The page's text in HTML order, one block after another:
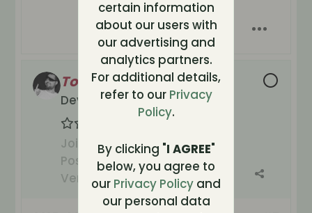
Tornevall
Developer Devil
Join Date:Oct 2003
Posts:
22268
Verification:🏛️ Owner
certain information
about our users with
our advertising and
analytics partners.
For additional details,
refer to our Privacy
Policy.
By clicking "I AGREE"
below, you agree to
our Privacy Policy and
our personal data